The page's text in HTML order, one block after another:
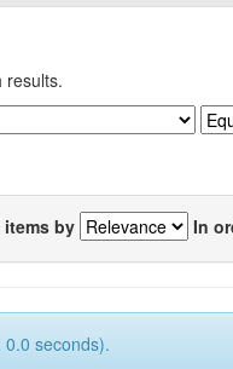
results.
items by In
seconds).